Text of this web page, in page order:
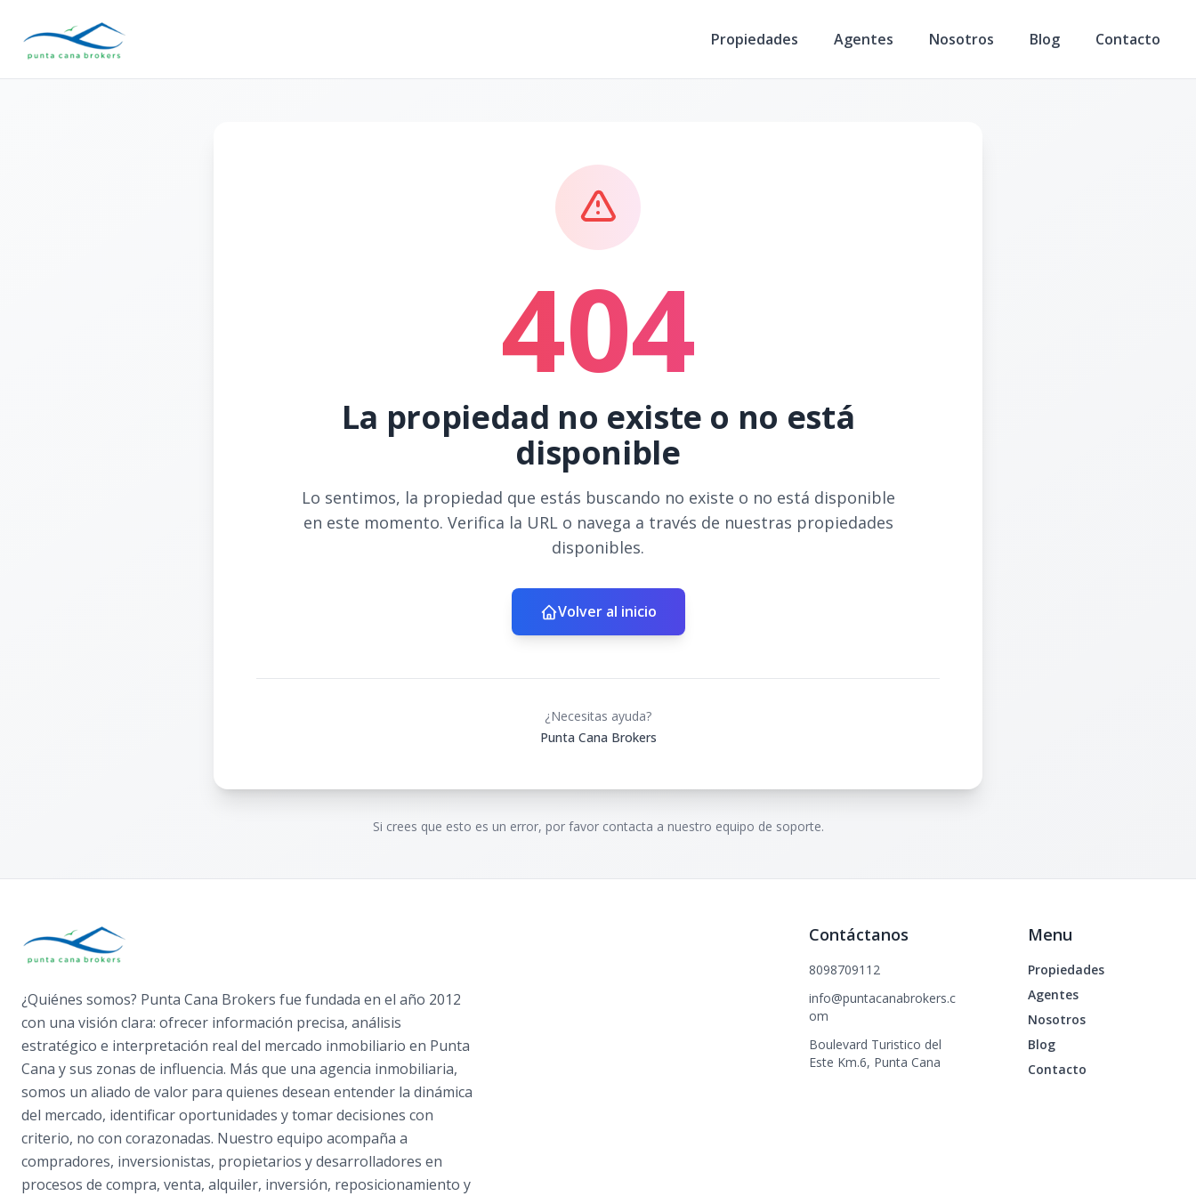
Propiedades Agentes Nosotros Blog Contacto
404
La propiedad no existe o no está
disponible
Lo sentimos, la propiedad que estás buscando no existe o no está disponible
en este momento. Verifica la URL o navega a través de nuestras propiedades
disponibles.
Volver al inicio
¿Necesitas ayuda?
Punta Cana Brokers
Si crees que esto es un error, por favor contacta a nuestro equipo de soporte.
¿Quiénes somos? Punta Cana Brokers fue fundada en el año 2012
con una visión clara: ofrecer información precisa, análisis
estratégico e interpretación real del mercado inmobiliario en Punta
Cana y sus zonas de influencia. Más que una agencia inmobiliaria,
somos un aliado de valor para quienes desean entender la dinámica
del mercado, identificar oportunidades y tomar decisiones con
criterio, no con corazonadas. Nuestro equipo acompaña a
compradores, inversionistas, propietarios y desarrolladores en
procesos de compra, venta, alquiler, inversión, reposicionamiento y
Contáctanos
8098709112
info@puntacanabrokers.c
om
Boulevard Turistico del
Este Km.6, Punta Cana
Menu
Propiedades
Agentes
Nosotros
Blog
Contacto